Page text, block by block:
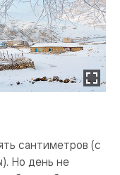
сантиметров (с
Но день не